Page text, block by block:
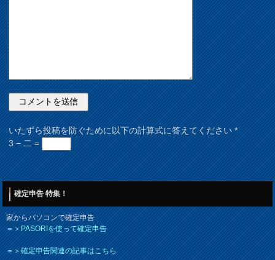
いたずら投稿を防ぐために以下の計算式に答えてください*
3 − 二 =
確定申告 特集！
家からパソコンで確定申告
＝＞PASORIを使って確定申告
＝＞確定申告関連の記事はこちら